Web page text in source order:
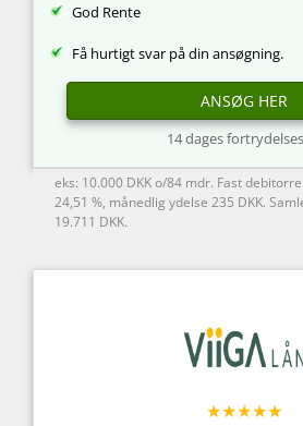
God Rente
Få hurtigt svar på din ansøgning.
ANSØG HER
14 dages
eks: 10.000 DKK o/84 mdr. Fast
24,51 %, månedlig ydelse 235 DKK.
19.711 DKK.
★★★★★